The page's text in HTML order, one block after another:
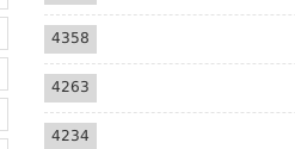
4358
4263
4234